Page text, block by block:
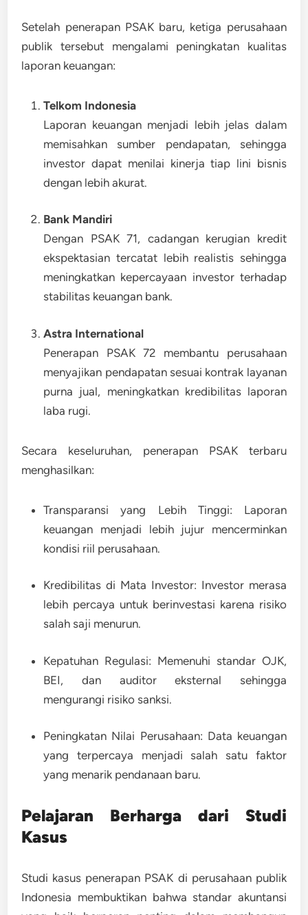
Setelah penerapan PSAK baru, ketiga perusahaan
publik tersebut mengalami peningkatan kualitas
laporan keuangan:
Telkom Indonesia
Laporan keuangan menjadi lebih jelas dalam
memisahkan sumber pendapatan, sehingga
investor dapat menilai kinerja tiap lini bisnis
dengan lebih akurat.
Bank Mandiri
Dengan PSAK 71, cadangan kerugian kredit
ekspektasian tercatat lebih realistis sehingga
meningkatkan kepercayaan investor terhadap
stabilitas keuangan bank.
Astra International
Penerapan PSAK 72 membantu perusahaan
menyajikan pendapatan sesuai kontrak layanan
purna jual, meningkatkan kredibilitas laporan
laba rugi.
Secara keseluruhan, penerapan PSAK terbaru
menghasilkan:
Transparansi yang Lebih Tinggi: Laporan
keuangan menjadi lebih jujur mencerminkan
kondisi riil perusahaan.
Kredibilitas di Mata Investor: Investor merasa
lebih percaya untuk berinvestasi karena risiko
salah saji menurun.
Kepatuhan Regulasi: Memenuhi standar OJK,
BEI, dan auditor eksternal sehingga
mengurangi risiko sanksi.
Peningkatan Nilai Perusahaan: Data keuangan
yang terpercaya menjadi salah satu faktor
yang menarik pendanaan baru.
Pelajaran Berharga dari Studi
Kasus
Studi kasus penerapan PSAK di perusahaan publik
Indonesia membuktikan bahwa standar akuntansi